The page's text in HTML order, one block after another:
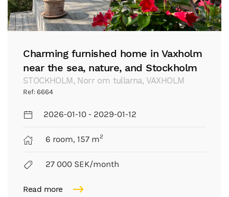
Charming furnished home in Vaxholm
near the sea, nature, and Stockholm
STOCKHOLM, Norr om tullarna, VAXHOLM
Ref: 6664
2026-01-10 - 2029-01-12
6 room, 157 m2
27 000 SEK/month
Read more